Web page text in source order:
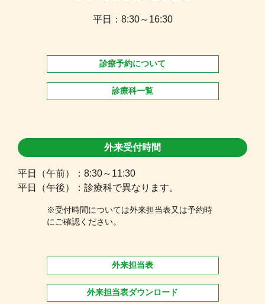
平日：8:30～16:30
診療予約について
診療科一覧
外来受付時間
平日（午前）：8:30～11:30
平日（午後）：診療科で異なります。
※受付時間については外来担当表又は予約時
にご確認ください。
外来担当表
外来担当表ダウンロード